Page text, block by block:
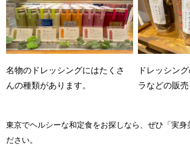
名物のドレッシングにはたくさ
んの種類があります。
ドレッシン
ラなどの販売
東京でヘルシーな和定食をお探しなら、ぜひ「実身
ださい。